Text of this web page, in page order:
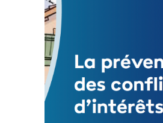
Mise à jour avril 2024
FEUILLETER